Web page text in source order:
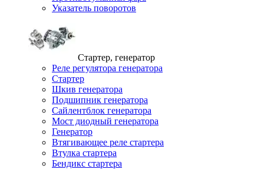
Указатель поворотов
Стартер, генератор
Реле регулятора генератора
Стартер
Шкив генератора
Подшипник генератора
Сайлентблок генератора
Мост диодный генератора
Генератор
Втягивающее реле стартера
Втулка стартера
Бендикс стартера